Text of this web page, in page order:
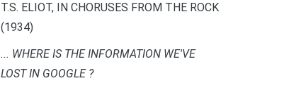
T.S. ELIOT, IN CHORUSES FROM THE ROCK
(1934)
... WHERE IS THE INFORMATION WE'VE
LOST IN GOOGLE ?